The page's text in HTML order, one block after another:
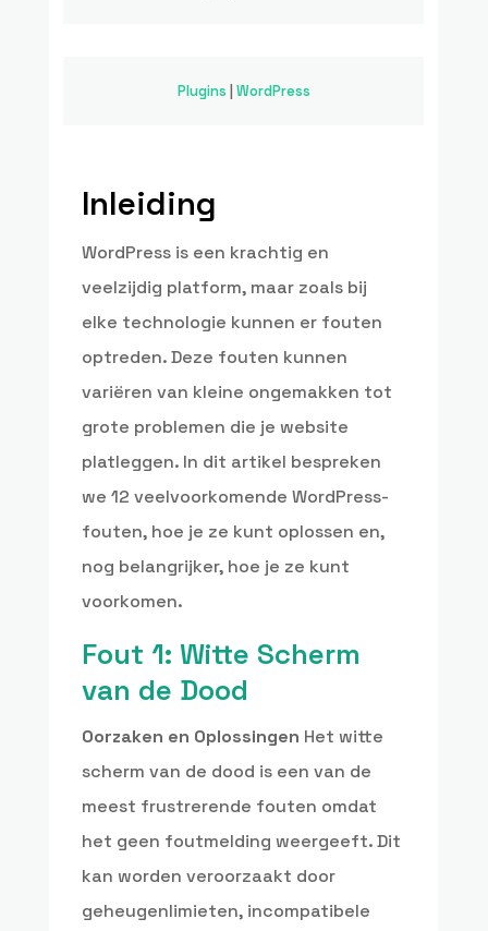
Plugins WordPress
Inleiding
WordPress is een krachtig en
veelzijdig platform, maar zoals bij
elke technologie kunnen er fouten
optreden. Deze fouten kunnen
variëren van kleine ongemakken tot
grote problemen die je website
platleggen. In dit artikel bespreken
we 12 veelvoorkomende WordPress-
fouten, hoe je ze kunt oplossen en,
nog belangrijker, hoe je ze kunt
voorkomen.
Fout 1: Witte Scherm
van de Dood
Oorzaken en Oplossingen Het witte
scherm van de dood is een van de
meest frustrerende fouten omdat
het geen foutmelding weergeeft. Dit
kan worden veroorzaakt door
geheugenlimieten, incompatibele